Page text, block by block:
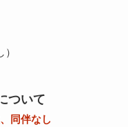
ついて
同伴なし